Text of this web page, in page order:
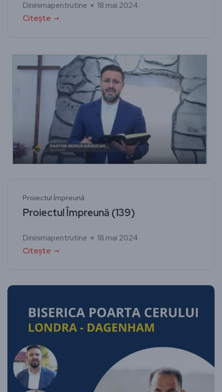
Dininimapentrutine 18 mai 2024
Citește
Proiectul Împreună
Proiectul Împreună (139)
Dininimapentrutine 18 mai 2024
Citește